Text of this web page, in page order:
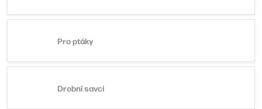
Pro ptáky
Drobní savci